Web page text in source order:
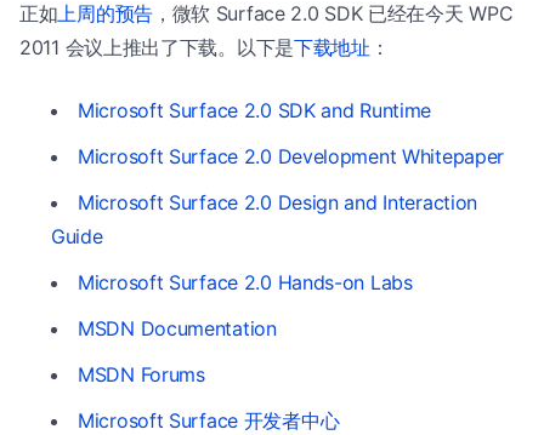
正如上周的预告，微软 Surface 2.0 SDK 已经在今天 WPC
2011 会议上推出了下载。以下是下载地址 ：
Microsoft Surface 2.0 SDK and Runtime
Microsoft Surface 2.0 Development Whitepaper
Microsoft Surface 2.0 Design and Interaction
Guide
Microsoft Surface 2.0 Hands-on Labs
MSDN Documentation
MSDN Forums
Microsoft Surface 开发者中心